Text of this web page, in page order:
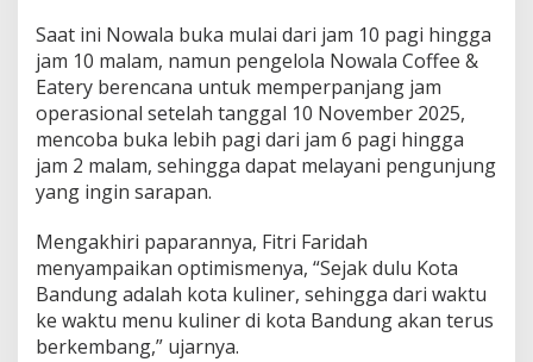
Saat ini Nowala buka mulai dari jam 10 pagi hingga
jam 10 malam, namun pengelola Nowala Coffee &
Eatery berencana untuk memperpanjang jam
operasional setelah tanggal 10 November 2025,
mencoba buka lebih pagi dari jam 6 pagi hingga
jam 2 malam, sehingga dapat melayani pengunjung
yang ingin sarapan.
Mengakhiri paparannya, Fitri Faridah
menyampaikan optimismenya, “Sejak dulu Kota
Bandung adalah kota kuliner, sehingga dari waktu
ke waktu menu kuliner di kota Bandung akan terus
berkembang,” ujarnya.